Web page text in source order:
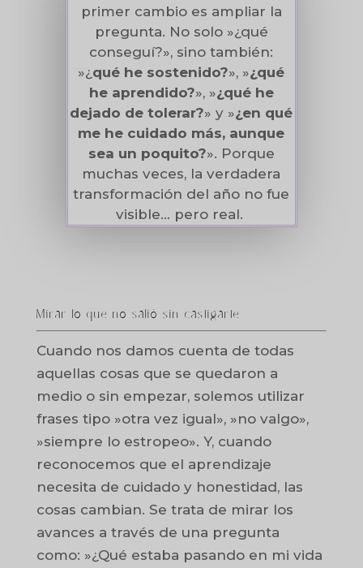
primer cambio es ampliar la
pregunta. No solo »¿qué
conseguí?», sino también:
»¿ qué he sostenido?», »¿qué
he aprendido?», »¿qué he
dejado de tolerar?» y »¿en qué
me he cuidado más, aunque
sea un poquito?». Porque
muchas veces, la verdadera
transformación del año no fue
visible… pero real.
Mirar lo que no salió sin castigarte
Cuando nos damos cuenta de todas
aquellas cosas que se quedaron a
medio o sin empezar, solemos utilizar
frases tipo »otra vez igual», »no valgo»,
»siempre lo estropeo». Y, cuando
reconocemos que el aprendizaje
necesita de cuidado y honestidad, las
cosas cambian. Se trata de mirar los
avances a través de una pregunta
como: »¿Qué estaba pasando en mi vida